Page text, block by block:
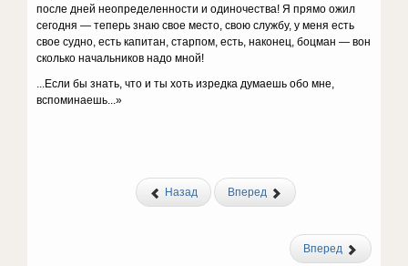
после дней неопределенности и одиночества! Я прямо ожил
сегодня — теперь знаю свое место, свою службу, у меня есть
свое судно, есть капитан, старпом, есть, наконец, боцман — вон
сколько начальников надо мной!
...Если бы знать, что и ты хоть изредка думаешь обо мне,
вспоминаешь...»
Назад Вперед
Вперед